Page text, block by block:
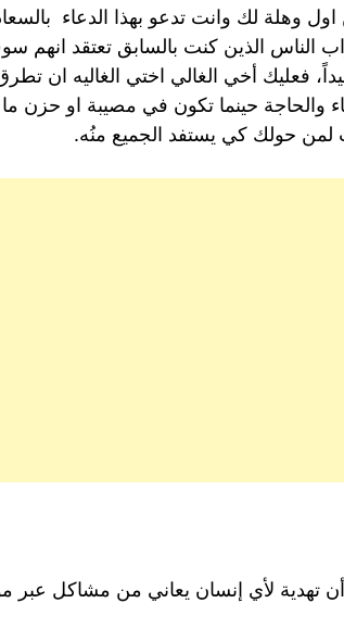
لك وانت تدعو بهذا الدعاء
الناس الذين كنت بالسابق تعتقد انهم
فعليك أخي الغالي اختي الغاليه ان
والحاجة حينما تكون في مصيبة او حزن
لمن حولك كي يستفد الجميع منُه.
تهدية لأي إنسان يعاني من مشاكل عبر